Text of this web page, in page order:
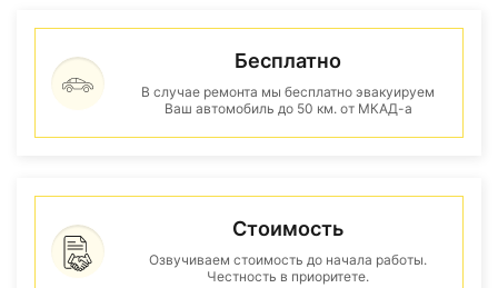
Бесплатно
В случае ремонта мы бесплатно эвакуируем
Ваш автомобиль до 50 км. от МКАД-а
Стоимость
Озвучиваем стоимость до начала работы.
Честность в приоритете.